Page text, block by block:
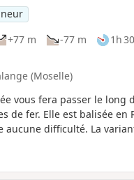
+77 m -77 m
1h 30
(Moselle)
vous fera passer le long
de fer. Elle est balisée en
aucune difficulté. La
il y a deux